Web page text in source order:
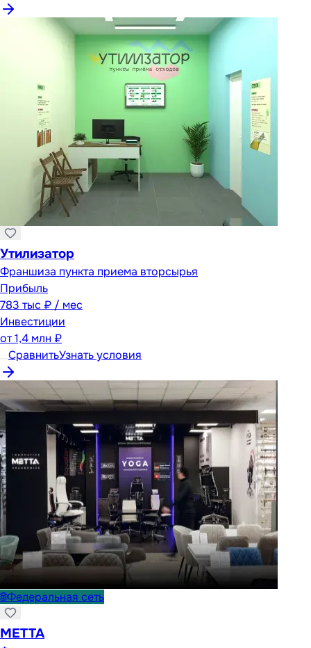
Утилизатор
Франшиза пункта приема вторсырья
Прибыль
783 тыс ₽ / мес
Инвестиции
от1,4 млн ₽
СравнитьУзнать условия
🌐Федеральная сеть
METTA